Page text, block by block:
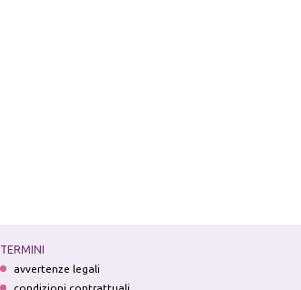
TERMINI
avvertenze legali